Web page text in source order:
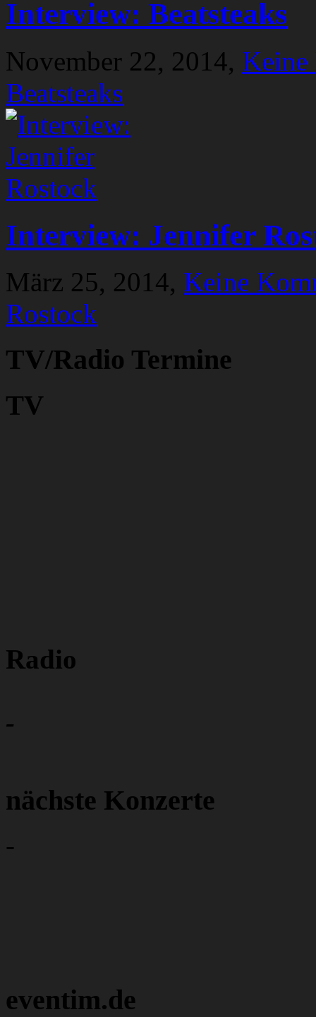
Interview: Beatsteaks
November 22, 2014, Keine
Beatsteaks
Interview: Jennifer
März 25, 2014, Keine
Rostock
TV/Radio Termine
TV
Radio
-
nächste Konzerte
-
eventim.de